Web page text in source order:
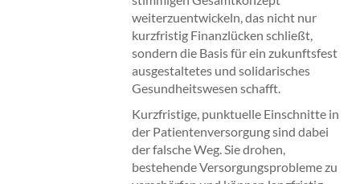
weiterzuentwickeln, das nicht nur
kurzfristig Finanzlücken schließt,
sondern die Basis für ein zukunftsfest
ausgestaltetes und solidarisches
Gesundheitswesen schafft.
Kurzfristige, punktuelle Einschnitte in
der Patientenversorgung sind dabei
der falsche Weg. Sie drohen,
bestehende Versorgungsprobleme zu